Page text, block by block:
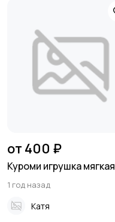
от 400 ₽
Куроми игрушка мягкая
1 год назад
Катя